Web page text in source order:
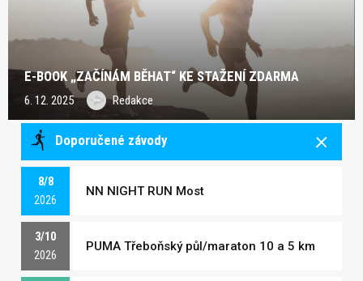
E-BOOK „ZAČÍNÁM BĚHAT“ KE STAŽENÍ ZDARMA
6. 12. 2025 Redakce
Doporučené závody
8/8
2026
NN NIGHT RUN Most
3/10
2026
PUMA Třeboňský půl/maraton 10 a 5 km